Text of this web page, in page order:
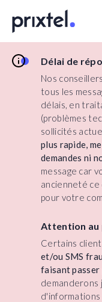
Délai de
Nos
tous les
délais, en
(problèmes
sollicités
plus rapide,
demandes ni
message car
ancienneté
pour votre
Attention au
Certains
et/ou SMS
faisant
demanderons
d'informations